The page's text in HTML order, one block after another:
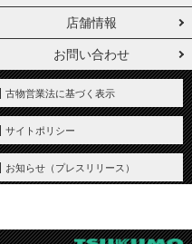
店舗情報
お問い合わせ
古物営業法に基づく表示
サイトポリシー
お知らせ（プレスリリース）